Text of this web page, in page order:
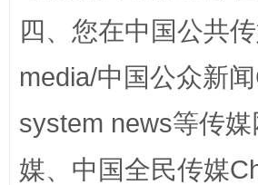
漫山遍野的桃花与雪山、麦地、白藏
四、您在中国公共
media/中国公众新
system news等传
媒、中国全民传媒